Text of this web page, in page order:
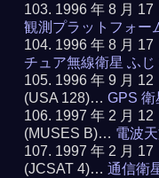
1996 年 8 月
観測プラットフォー
1996 年 8 月
チュア無線衛星 ふじ
1996 年 9 月
(USA 128)…GPS 衛
1997 年 2 月
(MUSES B)… 電波
1997 年 2 月
(JCSAT 4)…通信衛